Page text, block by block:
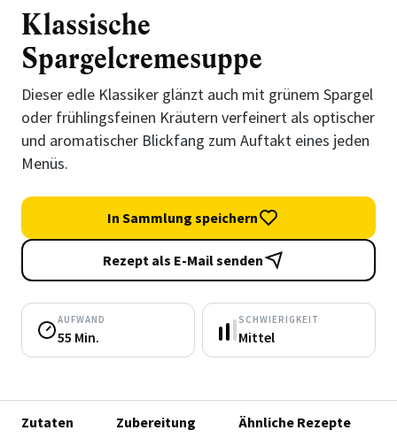
Klassische
Spargelcremesuppe
Dieser edle Klassiker glänzt auch mit grünem Spargel
oder frühlingsfeinen Kräutern verfeinert als optischer
und aromatischer Blickfang zum Auftakt eines jeden
Menüs.
In Sammlung speichern
Rezept als E-Mail senden
AUFWAND
55 Min.
SCHWIERIGKEIT
Mittel
Zutaten Zubereitung Ähnliche Rezepte